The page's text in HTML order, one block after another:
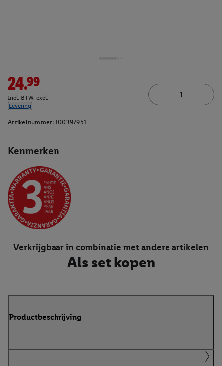
Kenmerken
24.99
Incl. BTW. excl.
Levering
Artikelnummer: 100397951
Verkrijgbaar in combinatie met andere artikelen
Als set kopen
Productbeschrijving